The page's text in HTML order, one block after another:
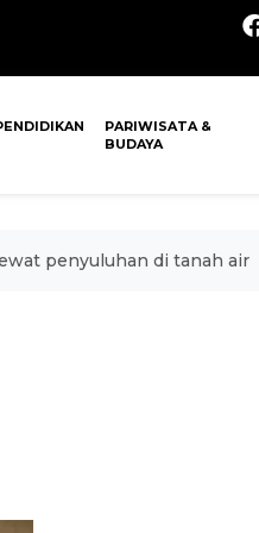
PARIWISATA &
BUDAYA
penyuluhan di tanah air